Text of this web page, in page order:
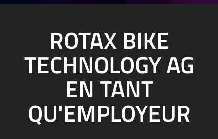
ROTAX BIKE
TECHNOLOGY AG
EN TANT
QU'EMPLOYEUR